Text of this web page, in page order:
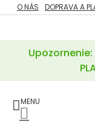
Prejsť
na
Upozornenie:
O NÁS DOPRAVA A
ZĽAVY
POTREBY
A
LIEKY